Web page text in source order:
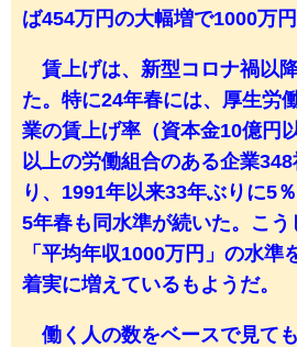
ば454万円の大幅増で1000万
賃上げは、新型コロナ禍以
た。特に24年春には、厚生労
業の賃上げ率（資本金10億円
以上の労働組合のある企業
り、1991年以来33年ぶりに5
5年春も同水準が続いた。こ
「平均年収1000万円」の水準
着実に増えているもようだ。
働く人の数をベースで見て